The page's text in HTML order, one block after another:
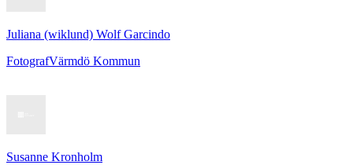
Juliana (wiklund) Wolf Garcindo
FotografVärmdö Kommun
Susanne Kronholm